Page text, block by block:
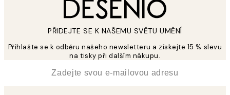
PŘIDEJTE SE K NAŠEMU SVĚTU UMĚNÍ
Přihlašte se k odběru našeho newsletteru a získejte 15 % slevu
na tisky při dalším nákupu.